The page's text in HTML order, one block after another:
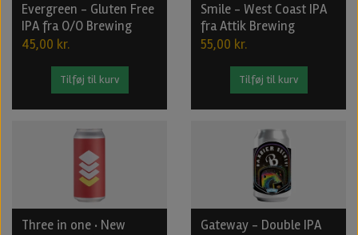
Evergreen - Gluten Free
IPA fra O/O Brewing
45,00 kr.
Tilføj til kurv
Smile - West Coast IPA
fra Attik Brewing
55,00 kr.
Tilføj til kurv
Three in one · New
Gateway - Double IPA